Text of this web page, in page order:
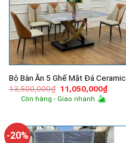
Bộ Bàn Ăn 5 Ghế Mặt Đá Ceramic
13,500,000₫ Giá
gốc
là:
11,050,000₫Giá
hiện
Còn hàng - Giao nhanh
-20%